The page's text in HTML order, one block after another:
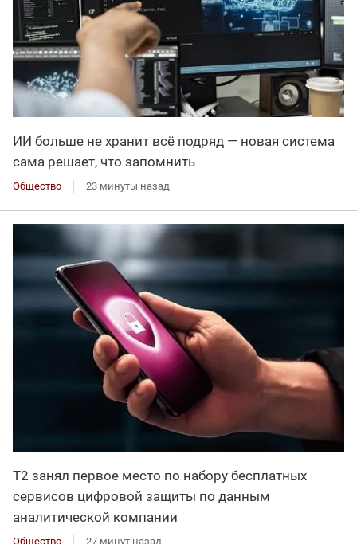
ИИ больше не хранит всё подряд — новая система
сама решает, что запомнить
Общество 23 минуты назад
Т2 занял первое место по набору бесплатных
сервисов цифровой защиты по данным
аналитической компании
Общество 27 минут назад